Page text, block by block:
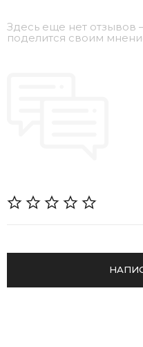
Здесь еще нет отзывов
поделится своим